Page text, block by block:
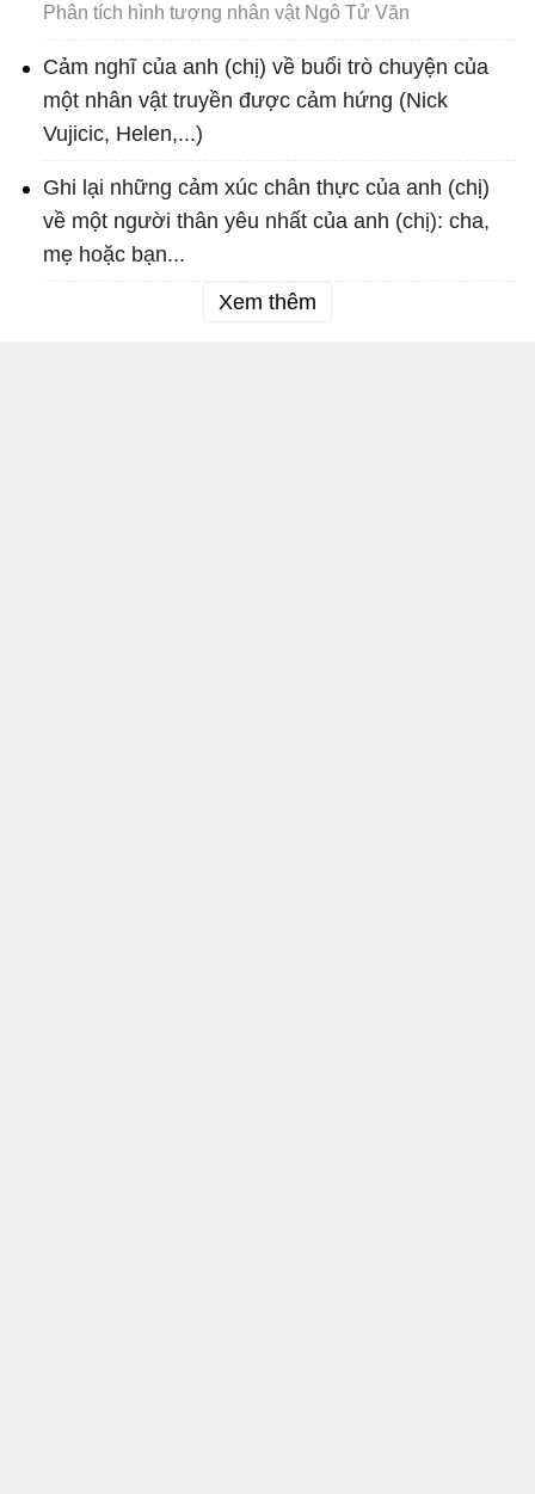
Phân tích hình tượng nhân vật Ngô Tử Văn
Cảm nghĩ của anh (chị) về buổi trò chuyện của
một nhân vật truyền được cảm hứng (Nick
Vujicic, Helen,...)
Ghi lại những cảm xúc chân thực của anh (chị)
về một người thân yêu nhất của anh (chị): cha,
mẹ hoặc bạn...
Xem thêm